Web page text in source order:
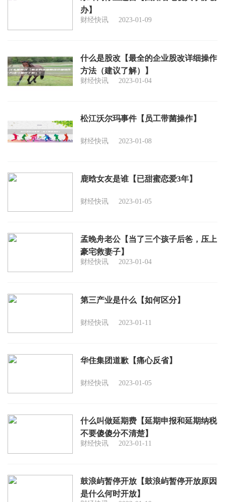
办】
财经快讯 2023-01-09
什么是股改【最全的企业股改详细操作
方法（建议了解）】
财经快讯 2023-01-04
松江沃尔玛事件【员工带菌操作】
财经快讯 2023-01-08
鹿晗女友是谁【已甜蜜恋爱3年】
财经快讯 2023-01-05
孟晚舟老公【当了三个孩子后爸，压上
豪宅救妻子】
财经快讯 2023-01-04
第三产业是什么【如何区分】
财经快讯 2023-01-11
华住集团道歉【痛心反省】
财经快讯 2023-01-05
什么叫做延期费【延期申报和延期纳税
不要傻傻分不清楚】
财经快讯 2023-01-11
鼓浪屿暂停开放【鼓浪屿暂停开放原因
是什么何时开放】